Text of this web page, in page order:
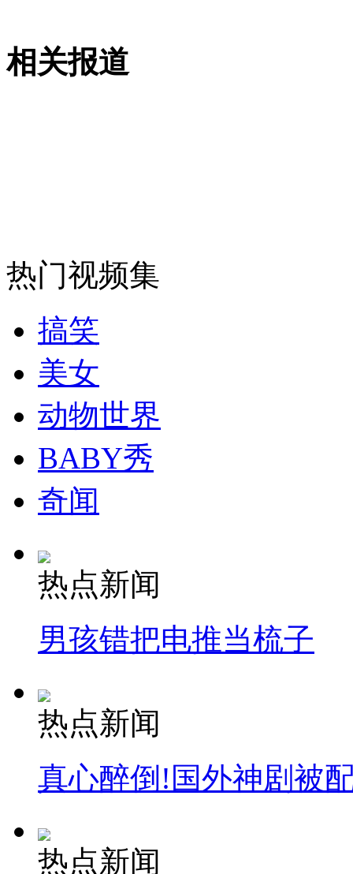
外交部：有关国家言论片面不公正
安徽一实载49人客车翻车
走！跟着总书记去植树
消防员救轻生者
纽约上演“枕头大战”
司机酒驾遇交警 急速倒车逃窜
相关报道
热门视频集
搞笑
美女
动物世界
BABY秀
奇闻
热点新闻
男孩错把电推当梳子
热点新闻
真心醉倒!国外神剧被
热点新闻